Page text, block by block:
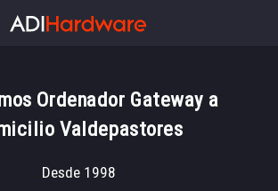
Ordenador Gateway a
Valdepastores
Desde 1998